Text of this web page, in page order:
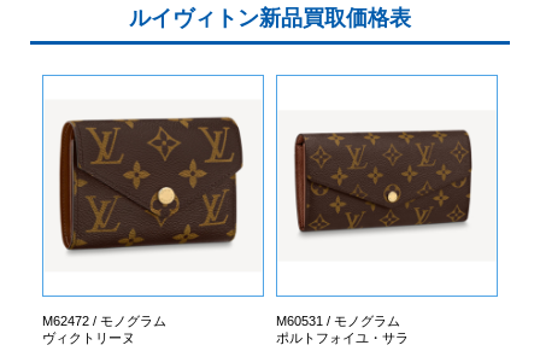
ルイヴィトン新品買取価格表
M62472 / モノグラム
ヴィクトリーヌ
M60531 / モノグラム
ポルトフォイユ・サラ